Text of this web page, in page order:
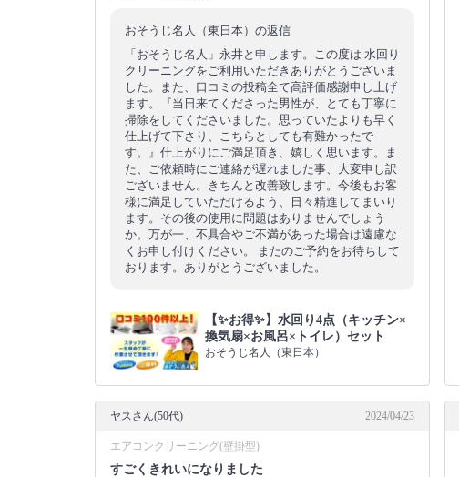
おそうじ名人（東日本）の返信
「おそうじ名人」永井と申します。この度は 水回り
クリーニングをご利用いただきありがとうございま
した。また、口コミの投稿全て高評価感謝申し上げ
ます。『当日来てくださった男性が、とても丁寧に
掃除をしてくださいました。思っていたよりも早く
仕上げて下さり、こちらとしても有難かったで
す。』仕上がりにご満足頂き、嬉しく思います。ま
た、ご依頼時にご連絡が遅れました事、大変申し訳
ございません。きちんと改善致します。今後もお客
様に満足していただけるよう、日々精進してまいり
ます。その後の使用に問題はありませんでしょう
か。万が一、不具合やご不満があった場合は遠慮な
くお申し付けください。 またのご予約をお待ちして
おります。ありがとうございました。
【✨お得✨】水回り4点（キッチン×
換気扇×お風呂×トイレ）セット
おそうじ名人（東日本）
ヤスさん(50代) 2024/04/23
エアコンクリーニング(壁掛型)
すごくきれいになりました